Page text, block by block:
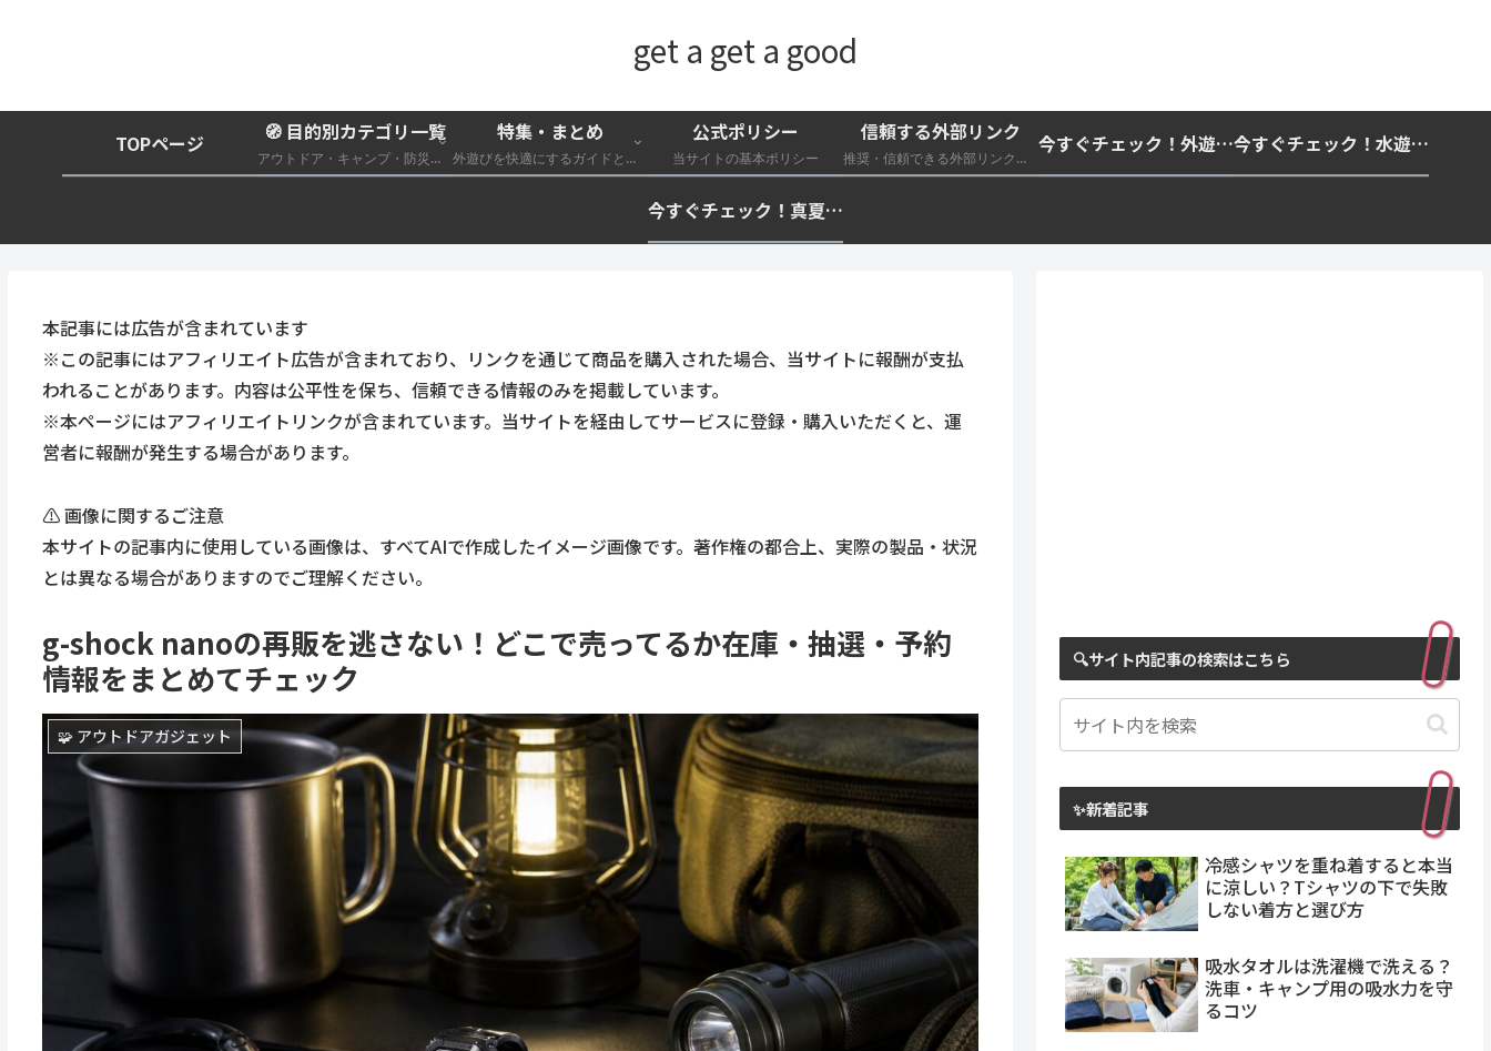
get a get a good
TOPページ 🧭 目的別カテゴリ一覧
アウトドア・キャンプ・防災グッズ総合まとめ
特集・まとめ
外遊びを快適にするガイドと特集一覧
公式ポリシー
当サイトの基本ポリシー
信頼する外部リンク
推奨・信頼できる外部リンク一覧
今すぐチェック！外遊びの紫外線対策・日差し快適化計画｜帽子・日傘・ウェア・日焼け止めを総まとめ☀️🏕️👓 今すぐチェック！水遊び・海水浴の快適化計画｜浮き輪・服装・日陰・安全対策を総まとめ🏖️🌊✨
今すぐチェック！真夏の猛暑・冷却・保冷快適化計画｜外遊び・キャンプ・車中泊の暑さ対策を総まとめ☀️🧊🏕️
本記事には広告が含まれています
※この記事にはアフィリエイト広告が含まれており、リンクを通じて商品を購入された場合、当サイトに報酬が支払
われることがあります。内容は公平性を保ち、信頼できる情報のみを掲載しています。
※本ページにはアフィリエイトリンクが含まれています。当サイトを経由してサービスに登録・購入いただくと、運
営者に報酬が発生する場合があります。
⚠️ 画像に関するご注意
本サイトの記事内に使用している画像は、すべてAIで作成したイメージ画像です。著作権の都合上、実際の製品・状況
とは異なる場合がありますのでご理解ください。
g-shock nanoの再販を逃さない！どこで売ってるか在庫・抽選・予約
情報をまとめてチェック
🧩 アウトドアガジェット
🔍サイト内記事の検索はこちら
✨新着記事
冷感シャツを重ね着すると本当
に涼しい？Tシャツの下で失敗
しない着方と選び方
吸水タオルは洗濯機で洗える？
洗車・キャンプ用の吸水力を守
るコツ